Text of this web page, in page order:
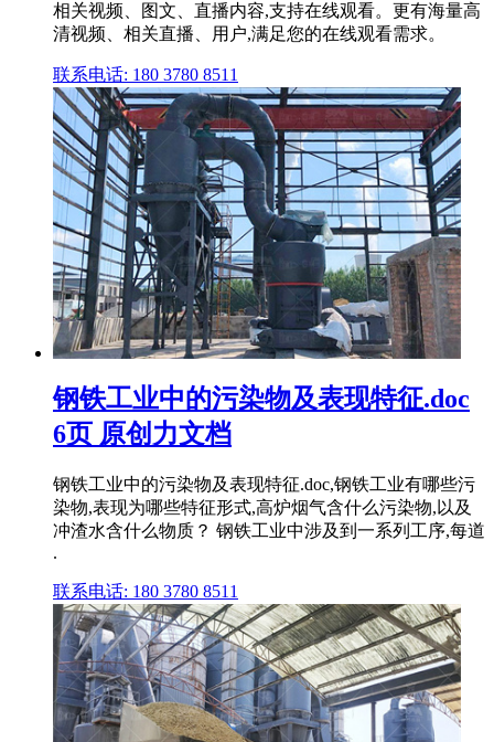
相关视频、图文、直播内容,支持在线观看。更有海量高
清视频、相关直播、用户,满足您的在线观看需求。
联系电话: 180 3780 8511
钢铁工业中的污染物及表现特征.doc
6页 原创力文档
钢铁工业中的污染物及表现特征.doc,钢铁工业有哪些污
染物,表现为哪些特征形式,高炉烟气含什么污染物,以及
冲渣水含什么物质？ 钢铁工业中涉及到一系列工序,每道
.
联系电话: 180 3780 8511